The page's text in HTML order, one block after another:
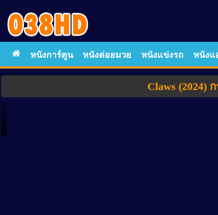
หนังการ์ตูน หนังต่อยมวย หนังแข่งรถ หนัง
Claws (2024)